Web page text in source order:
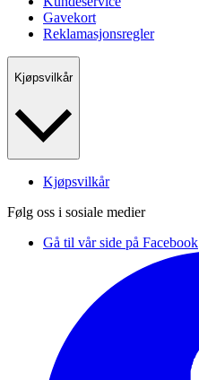
Gavekort
Reklamasjonsregler
Kjøpsvilkår
Kjøpsvilkår
Følg oss i sosiale medier
Gå til vår side på Facebook